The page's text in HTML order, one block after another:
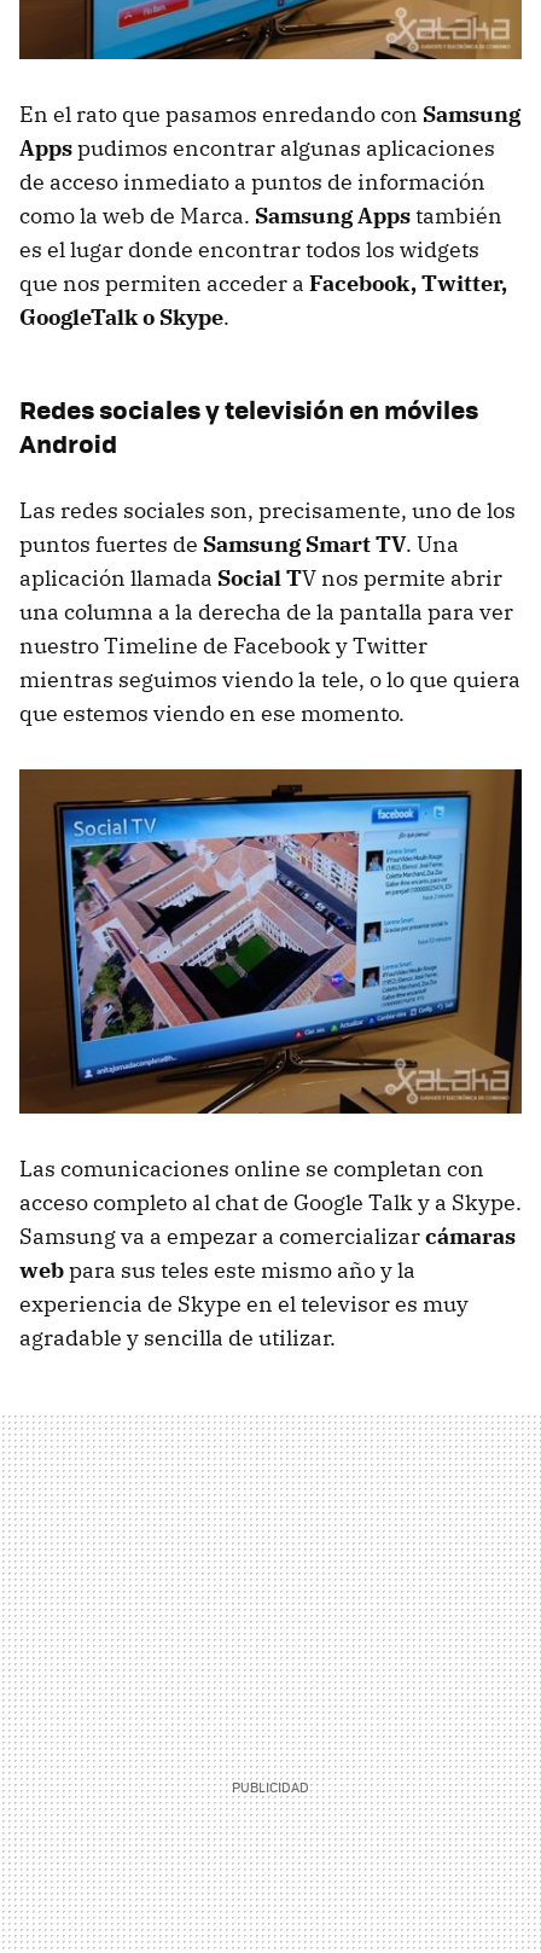
En el rato que pasamos enredando con Samsung
Appspudimos encontrar algunas aplicaciones
de acceso inmediato a puntos de información
como la web de Marca. Samsung Appstambién
es el lugar donde encontrar todos los widgets
que nos permiten acceder a Facebook, Twitter,
GoogleTalk o Skype.
Redes sociales y televisión en móviles
Android
Las redes sociales son, precisamente, uno de los
puntos fuertes de Samsung Smart TV. Una
aplicación llamada Social TV nos permite abrir
una columna a la derecha de la pantalla para ver
nuestro Timeline de Facebook y Twitter
mientras seguimos viendo la tele, o lo que quiera
que estemos viendo en ese momento.
Las comunicaciones online se completan con
acceso completo al chat de Google Talk y a Skype.
Samsung va a empezar a comercializarcámaras
webpara sus teles este mismo año y la
experiencia de Skype en el televisor es muy
agradable y sencilla de utilizar.